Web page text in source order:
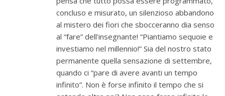
concluso e misurato, un silenzioso abbandono
al mistero dei fiori che sbocceranno dia senso
al “fare” dell'insegnante! “Piantiamo sequoie e
investiamo nel millennio!” Sia del nostro stato
permanente quella sensazione di settembre,
quando ci “pare di avere avanti un tempo
infinito”. Non è forse infinito il tempo che si